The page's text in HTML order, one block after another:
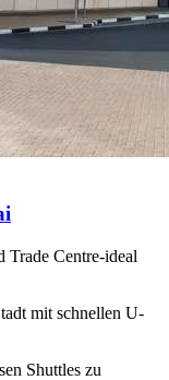
Centre-ideal
mit schnellen U-
Shuttles zu